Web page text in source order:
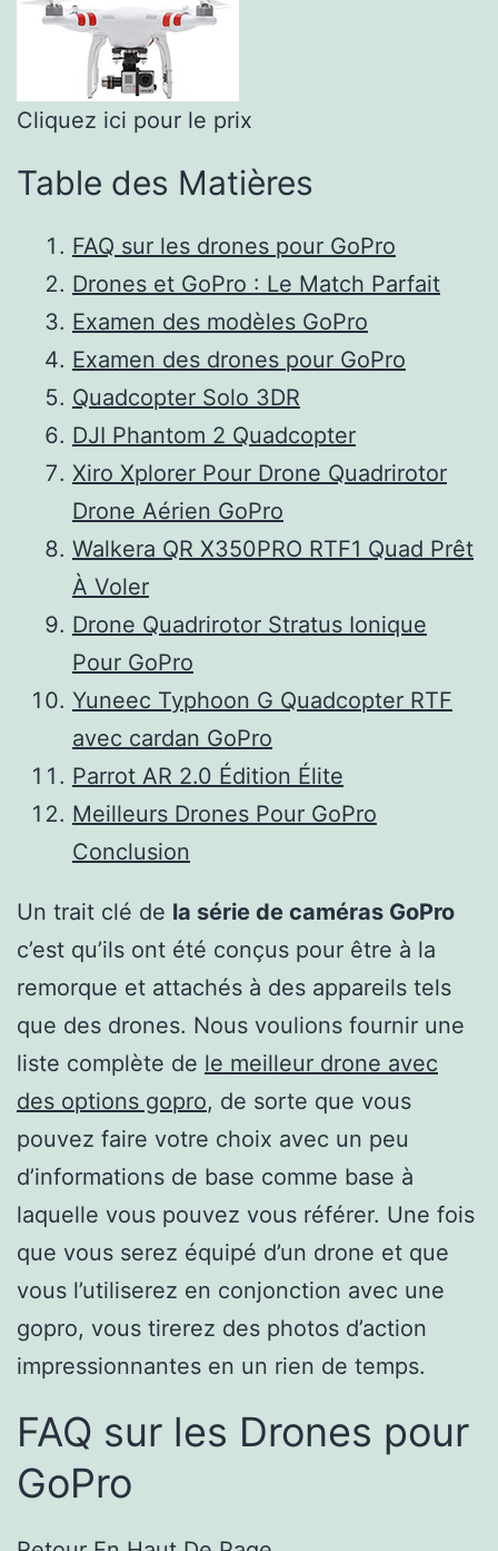
Cliquez ici pour le prix
Table des Matières
FAQ sur les drones pour GoPro
Drones et GoPro : Le Match Parfait
Examen des modèles GoPro
Examen des drones pour GoPro
Quadcopter Solo 3DR
DJI Phantom 2 Quadcopter
Xiro Xplorer Pour Drone Quadrirotor
Drone Aérien GoPro
Walkera QR X350PRO RTF1 Quad Prêt
À Voler
Drone Quadrirotor Stratus Ionique
Pour GoPro
Yuneec Typhoon G Quadcopter RTF
avec cardan GoPro
Parrot AR 2.0 Édition Élite
Meilleurs Drones Pour GoPro
Conclusion
Un trait clé de la série de caméras GoPro
c’est qu’ils ont été conçus pour être à la
remorque et attachés à des appareils tels
que des drones. Nous voulions fournir une
liste complète de le meilleur drone avec
des options gopro, de sorte que vous
pouvez faire votre choix avec un peu
d’informations de base comme base à
laquelle vous pouvez vous référer. Une fois
que vous serez équipé d’un drone et que
vous l’utiliserez en conjonction avec une
gopro, vous tirerez des photos d’action
impressionnantes en un rien de temps.
FAQ sur les Drones pour
GoPro